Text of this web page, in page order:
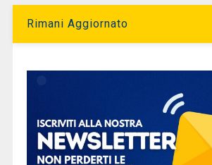
Rimani Aggiornato